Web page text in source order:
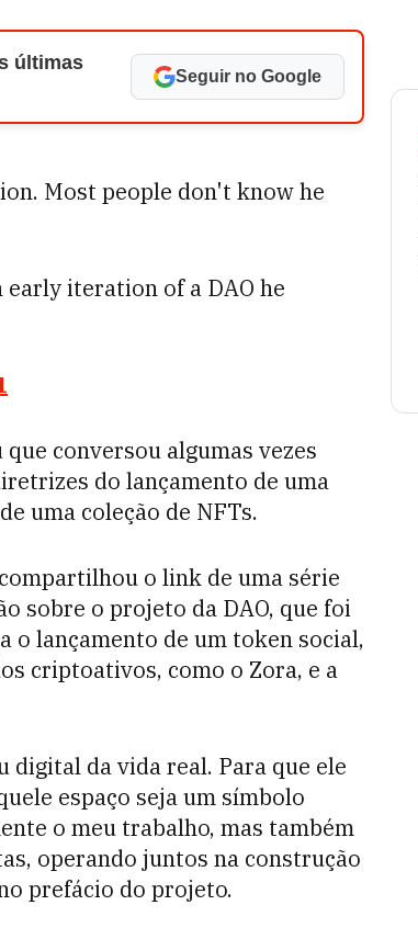
últimas
Seguir no Google
Most people don't know he
iteration of a DAO he
conversou algumas vezes
do lançamento de uma
uma coleção de NFTs.
o link de uma série
sobre o projeto da DAO, que foi
o lançamento de um token social,
criptoativos, como o Zora, e a
digital da vida real. Para que ele
espaço seja um símbolo
o meu trabalho, mas também
operando juntos na construção
prefácio do projeto.